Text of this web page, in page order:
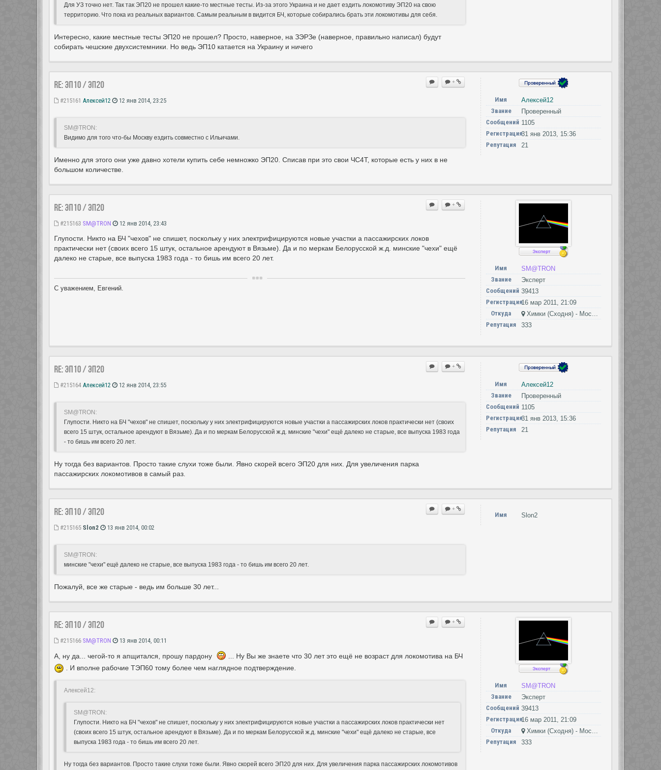
Для УЗ точно нет. Так так ЭП20 не прошел какие-то местные тесты. Из-за этого Украина и не дает ездить локомотиву ЭП20 на свою
территорию. Что пока из реальных вариантов. Самым реальным в видится БЧ, которые собирались брать эти локомотивы для себя.
Интересно, какие местные тесты ЭП20 не прошел? Просто, наверное, на ЗЭРЗе (наверное, правильно написал) будут
собирать чешские двухсистемники. Но ведь ЭП10 катается на Украину и ничего
+
Re: ЭП10 / ЭП20
#215161 Алексей12 12 янв 2014, 23:25
SM@TRON:
Видимо для того что-бы Москву ездить совместно с Ильичами.
Именно для этого они уже давно хотели купить себе немножко ЭП20. Списав при это свои ЧС4Т, которые есть у них в не
большом количестве.
Имя
Алексей12
Звание
Проверенный
Сообщений 1105
Регистрация31 янв 2013, 15:36
Репутация
21
+
Re: ЭП10 / ЭП20
#215163 SM@TRON 12 янв 2014, 23:43
Глупости. Никто на БЧ "чехов" не спишет, поскольку у них электрифицируются новые участки а пассажирских локов
практически нет (своих всего 15 штук, остальное арендуют в Вязьме). Да и по меркам Белорусской ж.д. минские "чехи" ещё
далеко не старые, все выпуска 1983 года - то бишь им всего 20 лет.
С уважением, Евгений.
Имя
SM@TRON
Звание
Эксперт
Сообщений 39413
Регистрация16 мар 2011, 21:09
Откуда
Химки (Сходня) - Москва - Петушки
Репутация
333
+
Re: ЭП10 / ЭП20
#215164 Алексей12 12 янв 2014, 23:55
SM@TRON:
Глупости. Никто на БЧ "чехов" не спишет, поскольку у них электрифицируются новые участки а пассажирских локов практически нет (своих
всего 15 штук, остальное арендуют в Вязьме). Да и по меркам Белорусской ж.д. минские "чехи" ещё далеко не старые, все выпуска 1983 года
- то бишь им всего 20 лет.
Ну тогда без вариантов. Просто такие слухи тоже были. Явно скорей всего ЭП20 для них. Для увеличения парка
пассажирских локомотивов в самый раз.
Имя
Алексей12
Звание
Проверенный
Сообщений 1105
Регистрация31 янв 2013, 15:36
Репутация
21
+
Re: ЭП10 / ЭП20
#215165 Slon2 13 янв 2014, 00:02
SM@TRON:
минские "чехи" ещё далеко не старые, все выпуска 1983 года - то бишь им всего 20 лет.
Пожалуй, все же старые - ведь им больше 30 лет...
Имя Slon2
+
Re: ЭП10 / ЭП20
#215166 SM@TRON 13 янв 2014, 00:11
А, ну да... чегой-то я апщитался, прошу пардону
... Ну Вы же знаете что 30 лет это ещё не возраст для локомотива на БЧ
. И вполне рабочие ТЭП60 тому более чем наглядное подтверждение.
Алексей12:
SM@TRON:
Глупости. Никто на БЧ "чехов" не спишет, поскольку у них электрифицируются новые участки а пассажирских локов практически нет
(своих всего 15 штук, остальное арендуют в Вязьме). Да и по меркам Белорусской ж.д. минские "чехи" ещё далеко не старые, все
выпуска 1983 года - то бишь им всего 20 лет.
Ну тогда без вариантов. Просто такие слухи тоже были. Явно скорей всего ЭП20 для них. Для увеличения парка пассажирских локомотивов
Имя
SM@TRON
Звание
Эксперт
Сообщений 39413
Регистрация16 мар 2011, 21:09
Откуда
Химки (Сходня) - Москва - Петушки
Репутация
333